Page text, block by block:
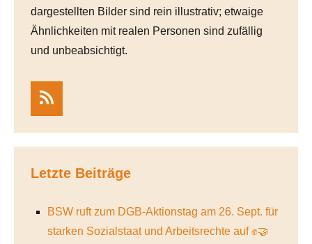
dargestellten Bilder sind rein illustrativ; etwaige
Ähnlichkeiten mit realen Personen sind zufällig
und unbeabsichtigt.
Letzte Beiträge
BSW ruft zum DGB-Aktionstag am 26. Sept. für
starken Sozialstaat und Arbeitsrechte auf ✊🤝